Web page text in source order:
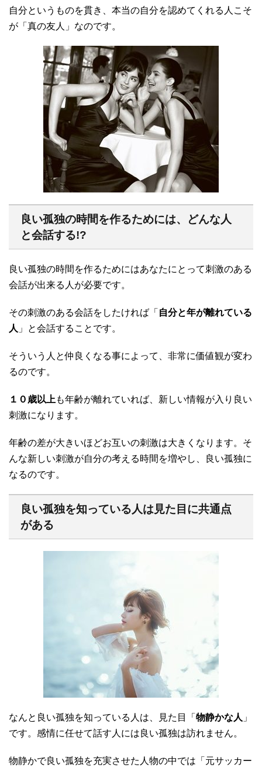
自分というものを貫き、本当の自分を認めてくれる人こそ
が「真の友人」なのです。
良い孤独の時間を作るためには、どんな人
と会話する!?
良い孤独の時間を作るためにはあなたにとって刺激のある
会話が出来る人が必要です。
その刺激のある会話をしたければ「 自分と年が離れている
人 」と会話することです。
そういう人と仲良くなる事によって、非常に価値観が変わ
るのです。
１０歳以上 も年齢が離れていれば、新しい情報が入り良い
刺激になります。
年齢の差が大きいほどお互いの刺激は大きくなります。そ
んな新しい刺激が自分の考える時間を増やし、良い孤独に
なるのです。
良い孤独を知っている人は見た目に共通点
がある
なんと良い孤独を知っている人は、見た目「 物静かな人 」
です。感情に任せて話す人には良い孤独は訪れません。
物静かで良い孤独を充実させた人物の中では「元サッカー